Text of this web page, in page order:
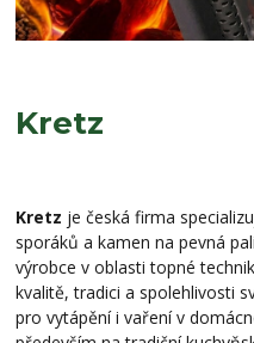
Kretz
Kretz je česká firma
sporáků a kamen na pevná
výrobce v oblasti topné
kvalitě, tradici a spolehlivosti
pro vytápění i vaření v